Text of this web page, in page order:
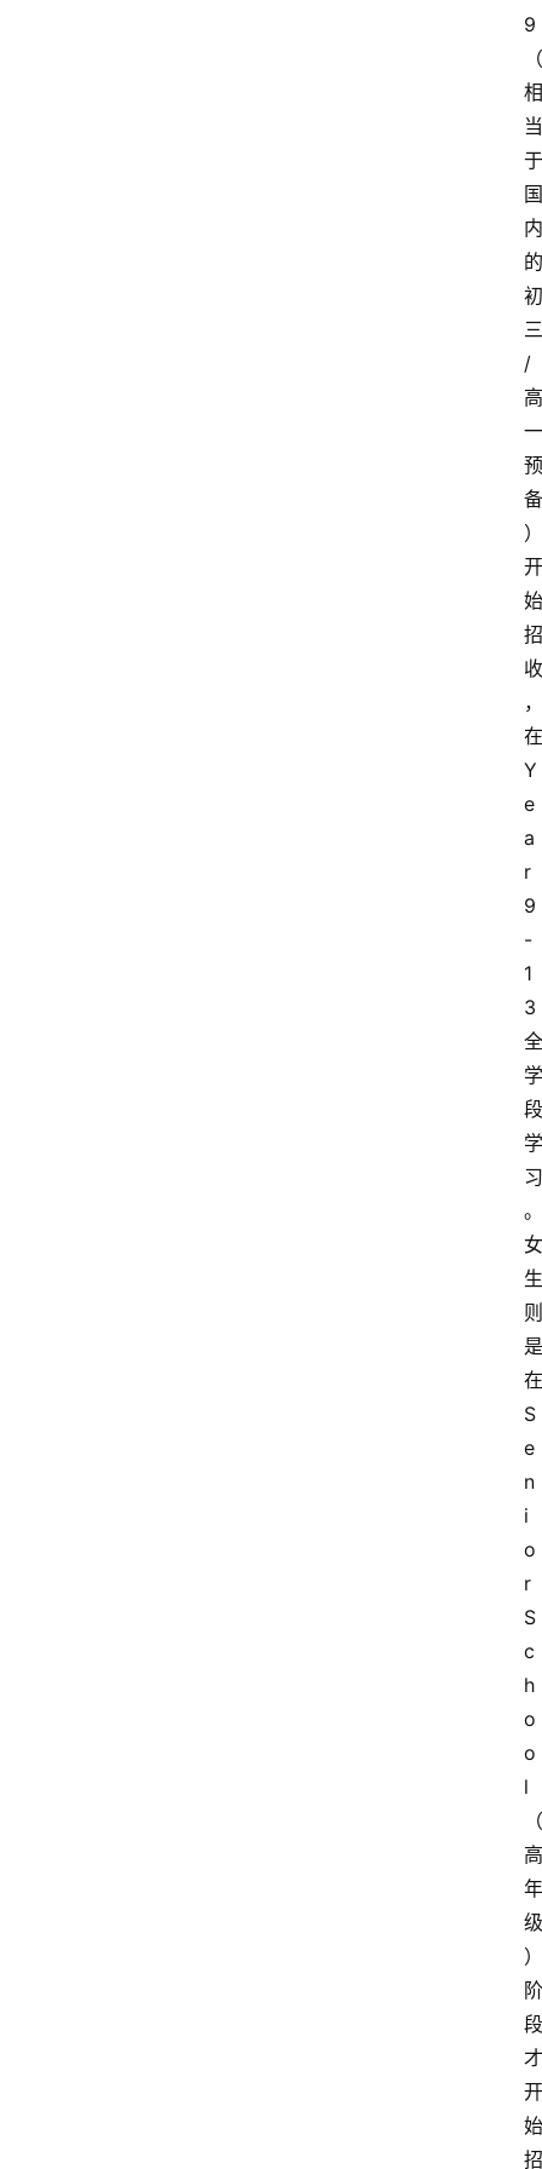
9
（
相
当
于
国
内
的
初
三
/
高
一
预
备
）
开
始
招
收
，
在
Y
e
a
r
9
-
1
3
全
学
段
学
习
。
女
生
则
是
在
S
e
n
i
o
r
S
c
h
o
o
l
（
高
年
级
）
阶
段
才
开
始
招